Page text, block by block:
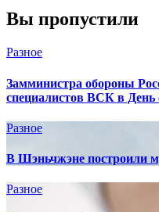
Вы пропустили
Разное
Замминистра обороны
специалистов ВСК в День
Разное
В Шэньчжэне построили
Разное